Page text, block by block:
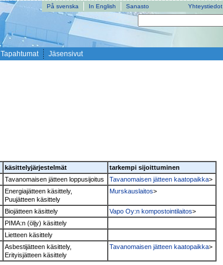
På svenska In English Sanasto Yhteystiedot
Tapahtumat Jäsensivut
käsittelyjärjestelmät
tarkempi sijoittuminen
Tavanomaisen jätteen loppusijoitus Tavanomaisen jätteen kaatopaikka>
Energiajätteen käsittely,
Puujätteen käsittely
Murskauslaitos>
Biojätteen käsittely Vapo Oy:n kompostointilaitos>
PIMA:n (öljy) käsittely
Lietteen käsittely
Asbestijätteen käsittely,
Erityisjätteen käsittely
Tavanomaisen jätteen kaatopaikka>